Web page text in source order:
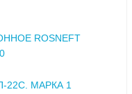
ROSNEFT
22С. МАРКА 1